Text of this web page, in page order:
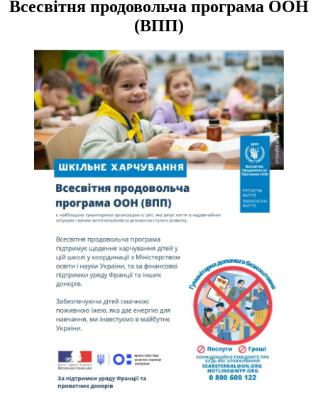
Всесвітня продовольча програма ООН
(ВПП)